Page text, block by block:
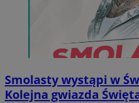
Smolasty wystąpi w
Kolejna gwiazda